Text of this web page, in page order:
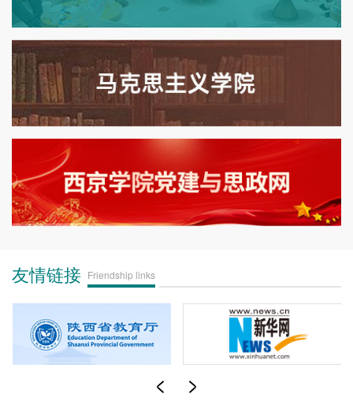
友情链接 Friendship links